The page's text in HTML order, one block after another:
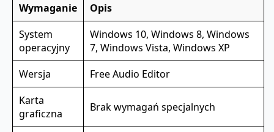
Wymaganie
Opis
System
operacyjny
Windows 10, Windows 8, Windows
7, Windows Vista, Windows XP
Wersja
Free Audio Editor
Karta
graficzna
Brak wymagań specjalnych